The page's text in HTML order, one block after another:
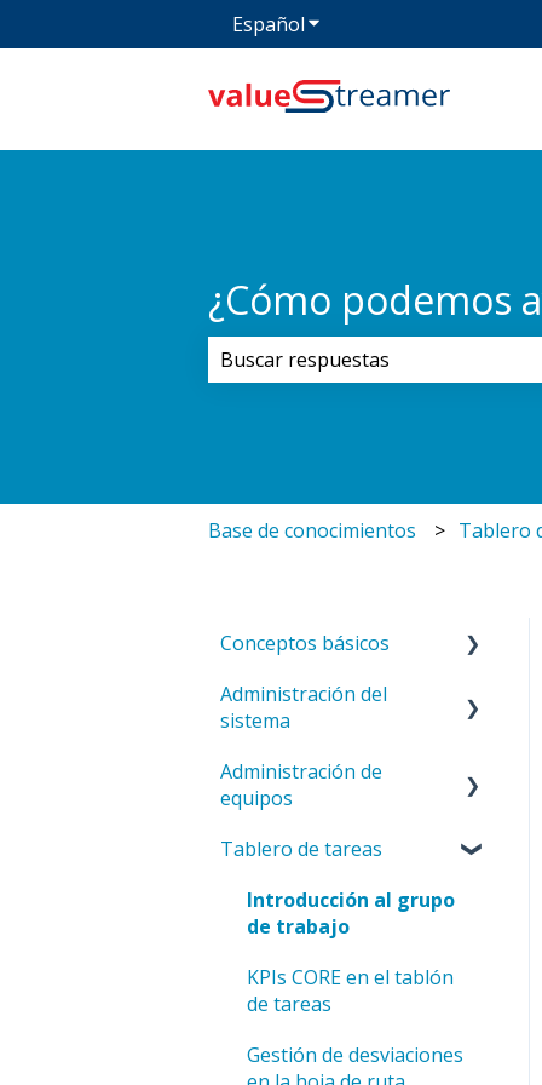
EspañolTraducciones de Mostrar
¿Cómo podemos
Base de conocimientos Tablero
Conceptos básicos
Introducción a
ValueStreamer
Inicio y navegación
del sistema
Configuración y perfil del
usuario
Accesibilidad y
presentación
Comunicación y
Administración del
sistema
Configuración del
sistema
Modelos
Administración de
usuarios
Estructura del equipo
Categorías y etiquetas
Administración de
equipos
Configuraciones
Configuración de
Tablero de tareas
Introducción al grupo
de trabajo
KPIs CORE en el tablón
de tareas
Gestión de desviaciones